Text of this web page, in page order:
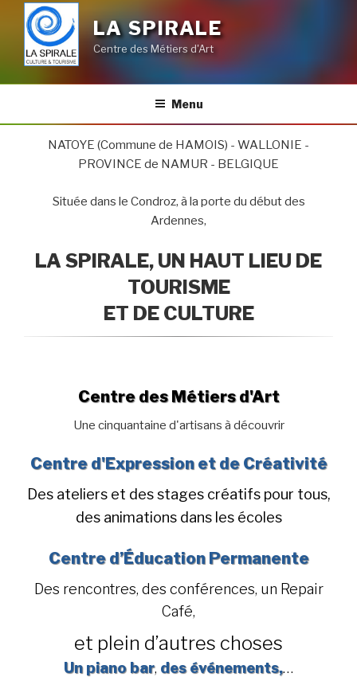
LA SPIRALE
Centre des Métiers d'Art
Menu
NATOYE (Commune de HAMOIS) - WALLONIE -
PROVINCE de NAMUR - BELGIQUE
Située dans le Condroz, à la porte du début des
Ardennes,
LA SPIRALE, UN HAUT LIEU DE
TOURISME
ET DE CULTURE
Centre des Métiers d'Art
Une cinquantaine d'artisans à découvrir
Centre d'Expression et de Créativité
Des ateliers et des stages créatifs pour tous,
des animations dans les écoles
Centre d’Éducation Permanente
Des rencontres, des conférences, un Repair
Café,
et plein d’autres choses
Un piano bar, des événements,…